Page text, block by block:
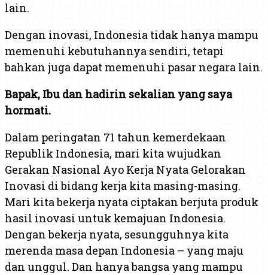
lain.
Dengan inovasi, Indonesia tidak hanya mampu
memenuhi kebutuhannya sendiri, tetapi
bahkan juga dapat memenuhi pasar negara lain.
Bapak, Ibu dan hadirin sekalian yang saya
hormati.
Dalam peringatan 71 tahun kemerdekaan
Republik Indonesia, mari kita wujudkan
Gerakan Nasional Ayo Kerja Nyata Gelorakan
Inovasi di bidang kerja kita masing-masing.
Mari kita bekerja nyata ciptakan berjuta produk
hasil inovasi untuk kemajuan Indonesia.
Dengan bekerja nyata, sesungguhnya kita
merenda masa depan Indonesia – yang maju
dan unggul. Dan hanya bangsa yang mampu